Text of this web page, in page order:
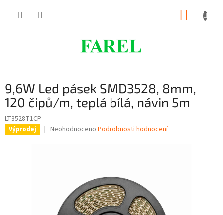
9,6W Led pásek SMD3528, 8mm,
120 čipů/m, teplá bílá, návin 5m
LT3528T1CP
Výprodej
Průměrné
hvězdiček.
Neohodnoceno Podrobnosti hodnocení